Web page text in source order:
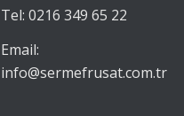
Tel: 0216 349 65 22
Email:
info@sermefrusat.com.tr